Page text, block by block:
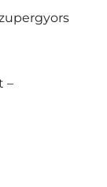
–